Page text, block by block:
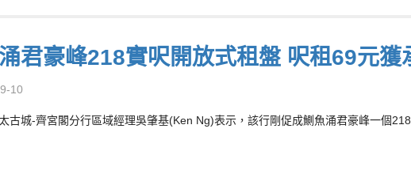
君豪峰218實呎開放式租盤 呎租69元獲
10
古城-齊宮閣分行區域經理吳肇基(Ken Ng)表示，該行剛促成鰂魚涌君豪峰一個